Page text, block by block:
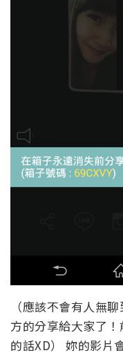
（應該不會有人無
方的分享給大家了
的話XD） 妳的影片